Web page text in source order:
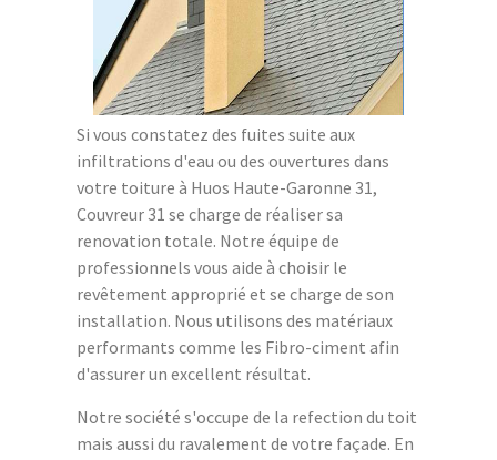
Si vous constatez des fuites suite aux
infiltrations d'eau ou des ouvertures dans
votre toiture à Huos Haute-Garonne 31,
Couvreur 31 se charge de réaliser sa
renovation totale. Notre équipe de
professionnels vous aide à choisir le
revêtement approprié et se charge de son
installation. Nous utilisons des matériaux
performants comme les Fibro-ciment afin
d'assurer un excellent résultat.
Notre société s'occupe de la refection du toit
mais aussi du ravalement de votre façade. En